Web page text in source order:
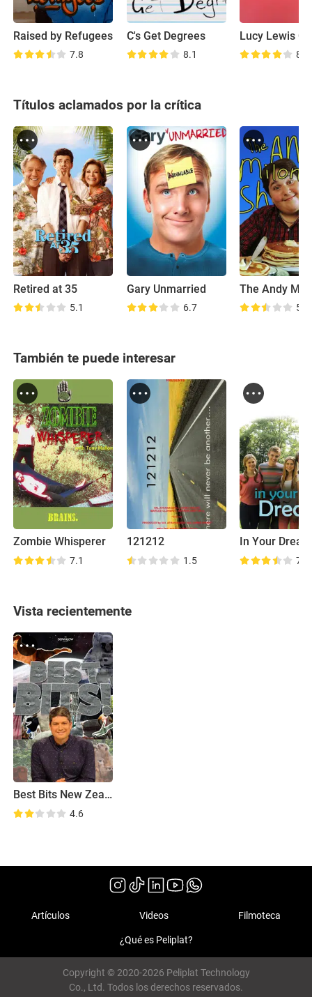
Raised by Refugees
7.8
C's Get Degrees
8.1 8.5
Títulos aclamados por la crítica
Retired at 35
5.1
Gary Unmarried
6.7 5.7
También te puede interesar
Zombie Whisperer
7.1
121212
1.5
In Your
7.4
Vista recientemente
Best Bits New Zealand
4.6
Artículos Videos Filmoteca
¿Qué es Peliplat?
Copyright © 2020-2026 Peliplat Technology
Co., Ltd. Todos los derechos reservados.